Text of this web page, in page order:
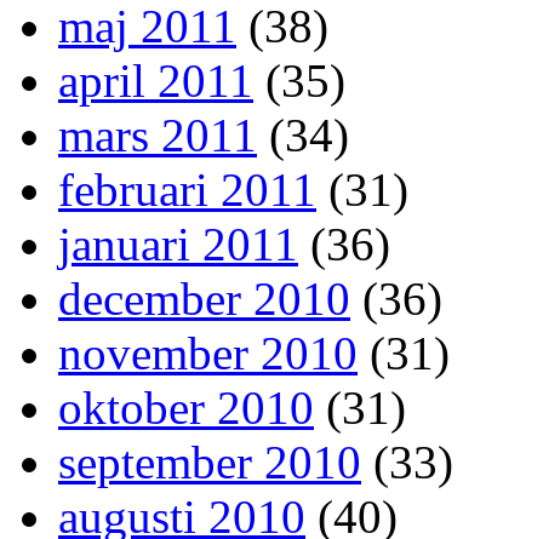
maj 2011 (38)
april 2011 (35)
mars 2011 (34)
februari 2011 (31)
januari 2011 (36)
december 2010 (36)
november 2010 (31)
oktober 2010 (31)
september 2010 (33)
augusti 2010 (40)